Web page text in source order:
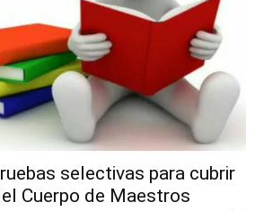
selectivas para cubrir
Cuerpo de Maestros